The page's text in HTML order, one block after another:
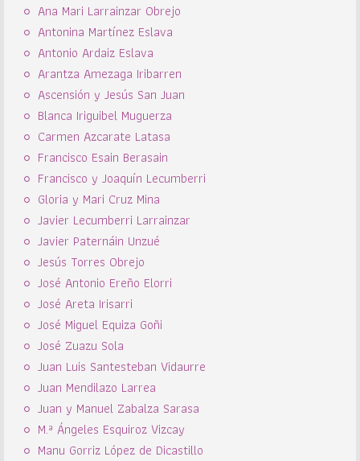
Ana Mari Larrainzar Obrejo
Antonina Martínez Eslava
Antonio Ardaiz Eslava
Arantza Amezaga Iribarren
Ascensión y Jesús San Juan
Blanca Iriguibel Muguerza
Carmen Azcarate Latasa
Francisco Esain Berasain
Francisco y Joaquín Lecumberri
Gloria y Mari Cruz Mina
Javier Lecumberri Larrainzar
Javier Paternáin Unzué
Jesús Torres Obrejo
José Antonio Ereño Elorri
José Areta Irisarri
José Miguel Equiza Goñi
José Zuazu Sola
Juan Luis Santesteban Vidaurre
Juan Mendilazo Larrea
Juan y Manuel Zabalza Sarasa
M.ª Ángeles Esquiroz Vizcay
Manu Gorriz López de Dicastillo